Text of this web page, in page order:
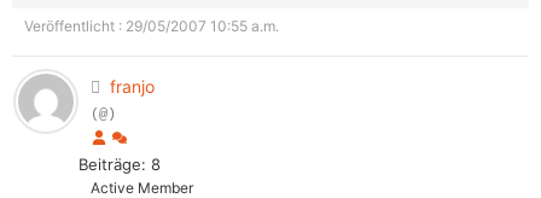
Veröffentlicht : 29/05/2007 10:55 a.m.
franjo
(@)
Beiträge: 8
Active Member